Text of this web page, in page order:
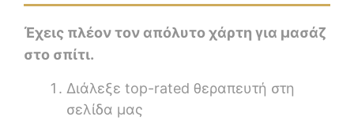
Έχεις πλέον τον απόλυτο χάρτη για μασάζ
στο σπίτι.
Διάλεξε top-rated θεραπευτή στη
σελίδα μας